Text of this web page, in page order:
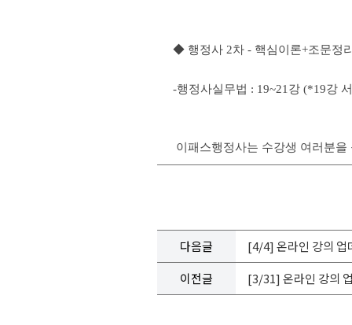
◆ 행정사 2차 - 핵심이론+조문정
-행정사실무법 : 19~21강 (*19강
이패스행정사는 수강생 여러분을
다음글
[4/4] 온라인 강의 업
이전글
[3/31] 온라인 강의